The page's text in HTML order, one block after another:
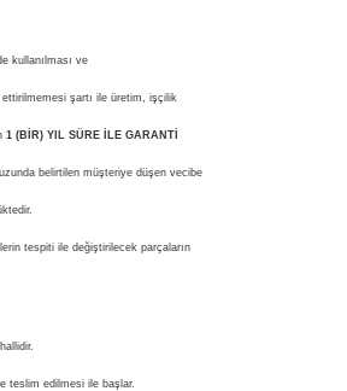
kullanılması ve
ettirilmemesi şartı ile üretim, işçilik
1 (BİR) YIL SÜRE İLE GARANTİ
belirtilen müşteriye düşen vecibe
tespiti ile değiştirilecek parçaların
teslim edilmesi ile başlar.